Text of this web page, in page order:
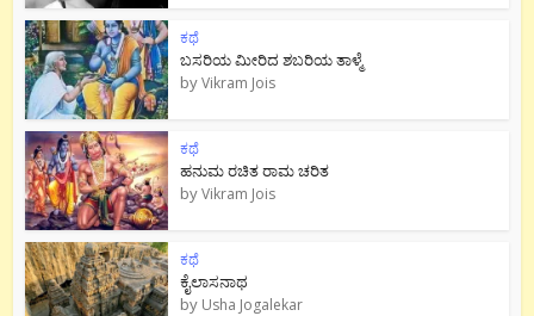
ಕಥೆ
ಬಸರಿಯ ಮೀರಿದ ಶಬರಿಯ ತಾಳ್ಮೆ
byVikram Jois
ಕಥೆ
ಹನುಮ ರಚಿತ ರಾಮ‌ ಚರಿತ
byVikram Jois
ಕಥೆ
ಕೈಲಾಸನಾಥ
by Usha Jogalekar